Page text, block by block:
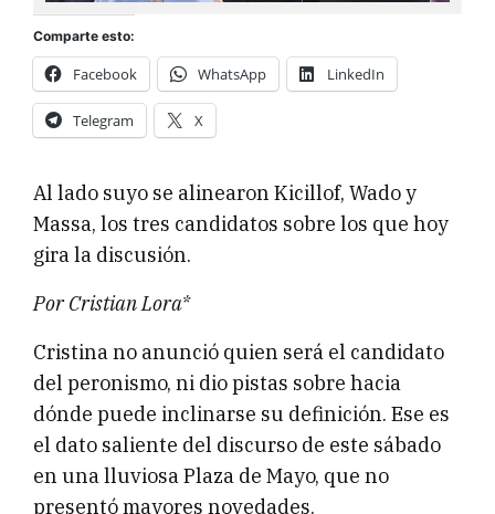
Comparte esto:
Facebook WhatsApp LinkedIn
Telegram X
Al lado suyo se alinearon Kicillof, Wado y
Massa, los tres candidatos sobre los que hoy
gira la discusión.
Por Cristian Lora*
Cristina no anunció quien será el candidato
del peronismo, ni dio pistas sobre hacia
dónde puede inclinarse su definición. Ese es
el dato saliente del discurso de este sábado
en una lluviosa Plaza de Mayo, que no
presentó mayores novedades.